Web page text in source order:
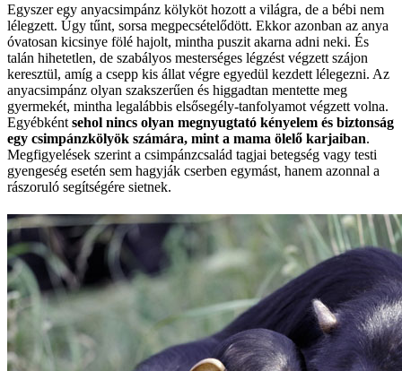
Egyszer egy anyacsimpánz kölyköt hozott a világra, de a bébi nem
lélegzett. Úgy tűnt, sorsa megpecsételődött. Ekkor azonban az anya
óvatosan kicsinye fölé hajolt, mintha puszit akarna adni neki. És
talán hihetetlen, de szabályos mesterséges légzést végzett szájon
keresztül, amíg a csepp kis állat végre egyedül kezdett lélegezni. Az
anyacsimpánz olyan szakszerűen és higgadtan mentette meg
gyermekét, mintha legalábbis elsősegély-tanfolyamot végzett volna.
Egyébként sehol nincs olyan megnyugtató kényelem és biztonság
egy csimpánzkölyök számára, mint a mama ölelő karjaiban.
Megfigyelések szerint a csimpánzcsalád tagjai betegség vagy testi
gyengeség esetén sem hagyják cserben egymást, hanem azonnal a
rászoruló segítségére sietnek.